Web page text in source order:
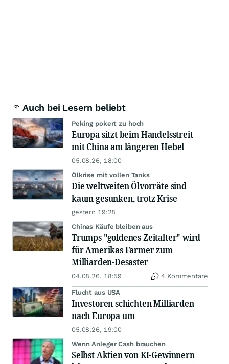
Auch bei Lesern beliebt
Peking pokert zu hoch
Europa sitzt beim Handelsstreit
mit China am längeren Hebel
05.08.26, 18:00
Ölkrise mit vollen Tanks
Die weltweiten Ölvorräte sind
kaum gesunken, trotz Krise
gestern 19:28
Chinas Käufe bleiben aus
Trumps "goldenes Zeitalter" wird
für Amerikas Farmer zum
Milliarden-Desaster
04.08.26, 18:59 4 Kommentare
Flucht aus USA
Investoren schichten Milliarden
nach Europa um
05.08.26, 19:00
Wenn Anleger Cash brauchen
Selbst Aktien von KI-Gewinnern